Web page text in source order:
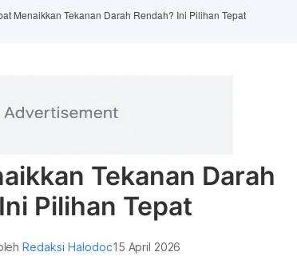
Menaikkan Tekanan Darah Rendah? Ini Pilihan Tepat
Tekanan Darah
Pilihan Tepat
Redaksi Halodoc15 April 2026